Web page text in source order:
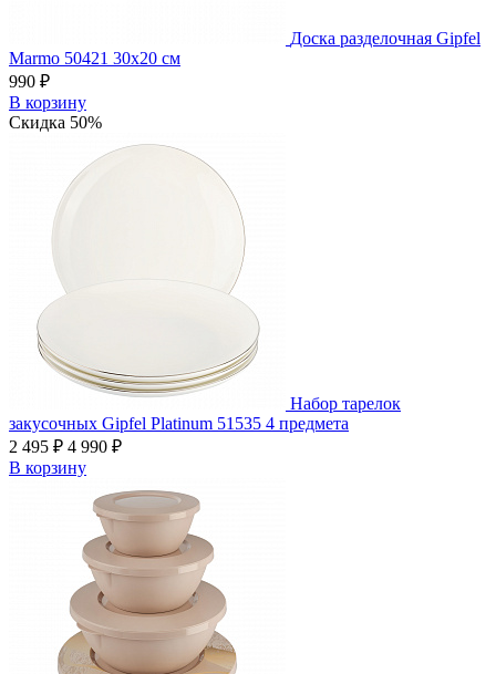
Доска разделочная Gipfel
Marmo 50421 30х20 см
990 ₽
В корзину
Скидка 50%
Набор тарелок
закусочных Gipfel Platinum 51535 4 предмета
2 495 ₽ 4 990 ₽
В корзину